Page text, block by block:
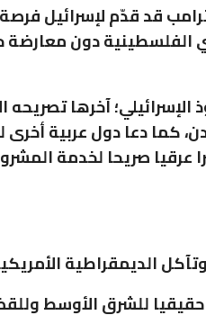
قد قدّم لإسرائيل
الفلسطينية دون
آخرها تصريحه
كما دعا دول عربية أخرى
عرقيا صريحا لخدمة
الديمقراطية
للشرق الأوسط